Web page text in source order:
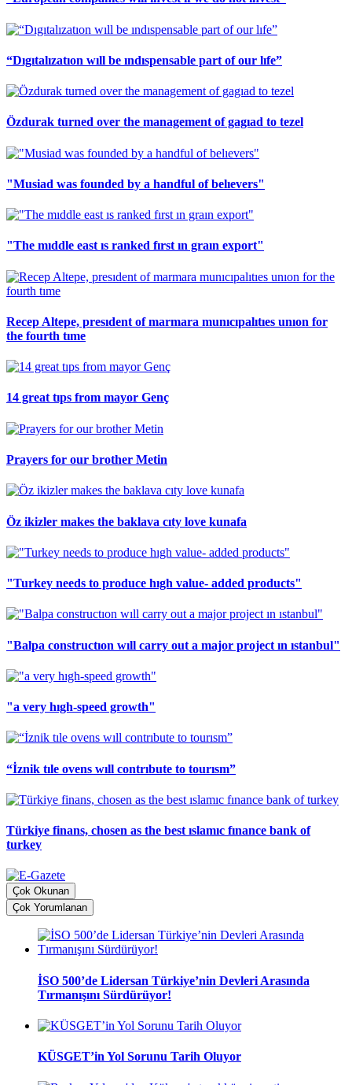
“Dıgıtalızatıon wıll be ındıspensable part of our lıfe”
Özdurak turned over the management of gagıad to tezel
"Musiad was founded by a handful of belıevers"
"The mıddle east ıs ranked fırst ın graın export"
Recep Altepe, presıdent of marmara munıcıpalıtıes unıon for
the fourth tıme
14 great tıps from mayor Genç
Prayers for our brother Metin
Öz ikizler makes the baklava cıty love kunafa
"Turkey needs to produce hıgh value- added products"
"Balpa constructıon wıll carry out a major project ın ıstanbul"
"a very hıgh-speed growth"
“İznik tıle ovens wıll contrıbute to tourısm”
Türkiye finans, chosen as the best ıslamıc fınance bank of
turkey
Çok Okunan
Çok Yorumlanan
İSO 500’de Lidersan Türkiye’nin Devleri Arasında
Tırmanışını Sürdürüyor!
KÜSGET’in Yol Sorunu Tarih Oluyor